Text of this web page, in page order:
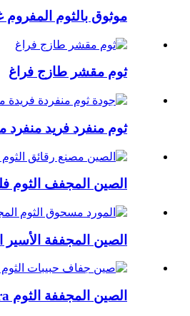
موثوق بالثوم المفروم
ثوم مقشر طازج فراغ
ثوم منفرد فريد منفرد
الصين المجفف الثوم
الصين المجففة الأسير
الصين المجففة الثوم gra ...